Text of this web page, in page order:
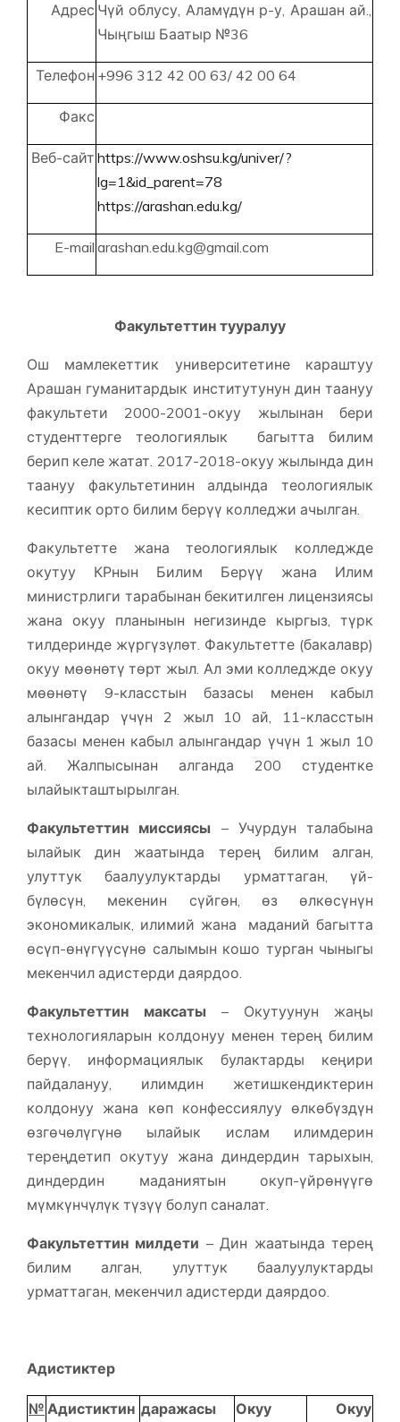
Адрес Чүй облусу, Аламүдүн р-у, Арашан ай.,
Чыңгыш Баатыр №36
Телефон +996 312 42 00 63/ 42 00 64
Факс
Веб-сайт https://www.oshsu.kg/univer/?
lg=1&id_parent=78
https://arashan.edu.kg/
E-mail arashan.edu.kg@gmail.com
Факультеттин тууралуу
Ош мамлекеттик университетине караштуу
Арашан гуманитардык институтунун дин таануу
факультети 2000-2001-окуу жылынан бери
студенттерге теологиялык багытта билим
берип келе жатат. 2017-2018-окуу жылында дин
таануу факультетинин алдында теологиялык
кесиптик орто билим берүү колледжи ачылган.
Факультетте жана теологиялык колледжде
окутуу КРнын Билим Берүү жана Илим
министрлиги тарабынан бекитилген лицензиясы
жана окуу планынын негизинде кыргыз, түрк
тилдеринде жүргүзүлөт. Факультетте (бакалавр)
окуу мөөнөтү төрт жыл. Ал эми колледжде окуу
мөөнөтү 9-класстын базасы менен кабыл
алынгандар үчүн 2 жыл 10 ай, 11-класстын
базасы менен кабыл алынгандар үчүн 1 жыл 10
ай. Жалпысынан алганда 200 студентке
ылайыкташтырылган.
Факультеттин миссиясы – Учурдун талабына
ылайык дин жаатында терең билим алган,
улуттук баалуулуктарды урматтаган, үй-
бүлөсүн, мекенин сүйгөн, өз өлкөсүнүн
экономикалык, илимий жана маданий багытта
өсүп-өнүгүүсүнө салымын кошо турган чыныгы
мекенчил адистерди даярдоо.
Факультеттин максаты – Окутуунун жаңы
технологияларын колдонуу менен терең билим
берүү, информациялык булактарды кеңири
пайдалануу, илимдин жетишкендиктерин
колдонуу жана көп конфессиялуу өлкөбүздүн
өзгөчөлүгүнө ылайык ислам илимдерин
тереңдетип окутуу жана диндердин тарыхын,
диндердин маданиятын окуп-үйрөнүүгө
мүмкүнчүлүк түзүү болуп саналат.
Факультеттин милдети – Дин жаатында терең
билим алган, улуттук баалуулуктарды
урматтаган, мекенчил адистерди даярдоо.
Адистиктер
№ Адистиктин даражасы Окуу Окуу